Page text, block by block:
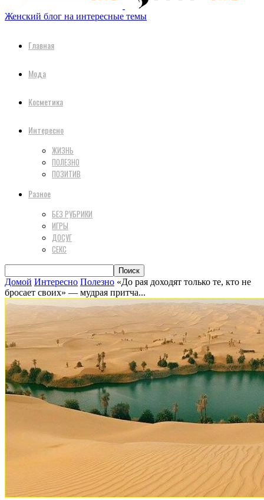
Женский блог на интересные темы
Главная
Мода
Косметика
Интересно
ЖИЗНЬ
ПОЛЕЗНО
ПОЗИТИВ
Разное
БЕЗ РУБРИКИ
ИГРЫ
ДОСУГ
СЕКС
Домой Интересно Полезно «До рая доходят только те, кто не
бросает своих» — мудрая притча...